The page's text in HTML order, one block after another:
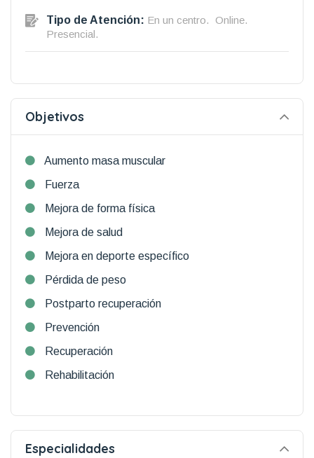
Tipo de Atención: En un centro.
Online.
Presencial.
Objetivos
Aumento masa muscular
Fuerza
Mejora de forma física
Mejora de salud
Mejora en deporte específico
Pérdida de peso
Postparto recuperación
Prevención
Recuperación
Rehabilitación
Especialidades